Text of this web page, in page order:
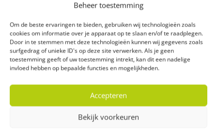
Beheer toestemming
Om de beste ervaringen te bieden, gebruiken wij technologieën zoals
cookies om informatie over je apparaat op te slaan en/of te raadplegen.
Door in te stemmen met deze technologieën kunnen wij gegevens zoals
surfgedrag of unieke ID's op deze site verwerken. Als je geen
toestemming geeft of uw toestemming intrekt, kan dit een nadelige
invloed hebben op bepaalde functies en mogelijkheden.
Accepteren
Bekijk voorkeuren
levering kun je ook nog eens snel aan de slag met jouw
tuinproject. Bestel daarom vandaag nog. Ontdek de
hoogwaardige kwaliteit en voordelige prijs van Stonique
trommel dikformaat bij Sierbestratingsmarkt.com.